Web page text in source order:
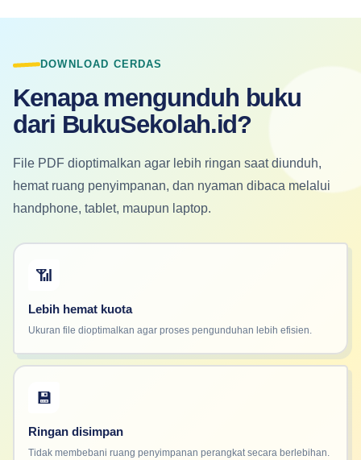
DOWNLOAD CERDAS
Kenapa mengunduh buku
dari BukuSekolah.id?
File PDF dioptimalkan agar lebih ringan saat diunduh,
hemat ruang penyimpanan, dan nyaman dibaca melalui
handphone, tablet, maupun laptop.
📶
Lebih hemat kuota
Ukuran file dioptimalkan agar proses pengunduhan lebih efisien.
💾
Ringan disimpan
Tidak membebani ruang penyimpanan perangkat secara berlebihan.